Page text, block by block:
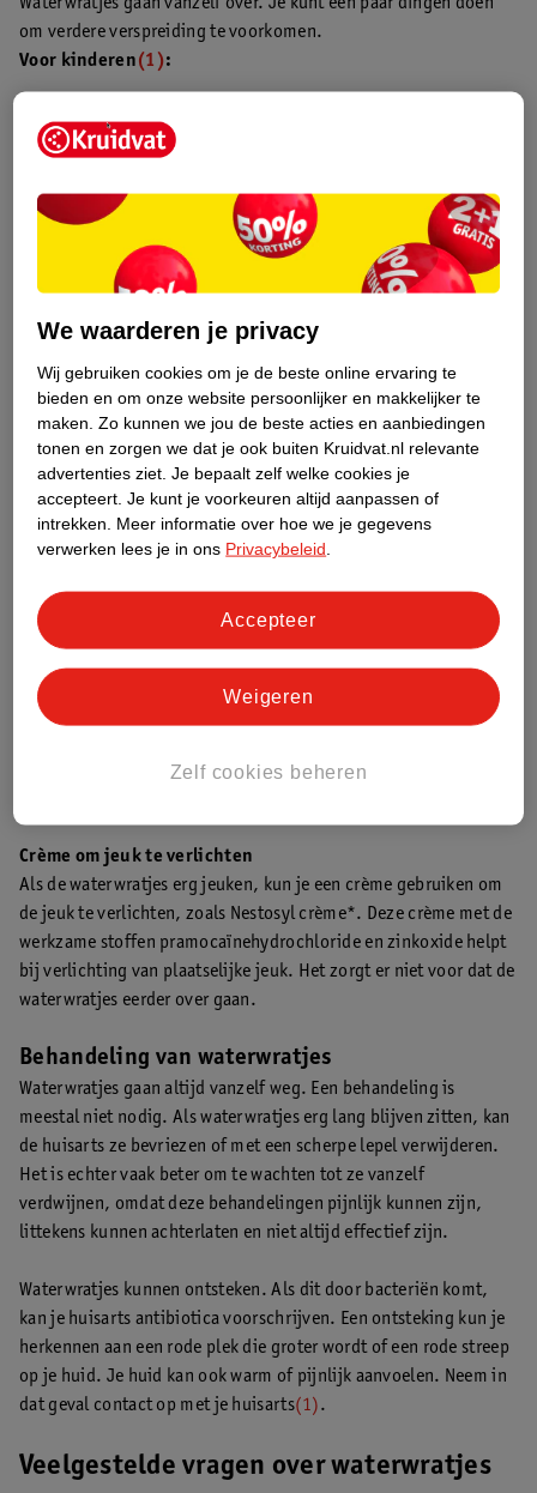
om verdere verspreiding te voorkomen.
Voor kinderen(1):
Nagels knippen:Houd de nagels kort zodat je kind zichzelf
Open wratjes afdekken:Plak een pleister op wratjes waar
geen kleding overheen zit.
Eigen handdoek gebruiken:Gebruik aparte handdoeken en
was ze na gebruik.
anderen in bad. Maak speelgoed na gebruik schoon.
Niet zwemmen:Met open waterwratjes kun je je kind beter
ook niet laten zwemmen. Als de wratjes dicht zijn mag dat
wel.
Huid verzorgen:Gebruik lauw water en parfumvrije zeep en
crèmes om de huid soepel te houden.
Eczeem behandelen:
Behandel eczeem
goed om irritatie te
voorkomen.
Voor volwassenen
Niet scheren:Vermijd scheren in de schaamstreek om
verspreiding te voorkomen.
Condoomgebruik:Wees je bewust dat een condoom niet
op de omliggende huid zit.
Crème om jeuk te verlichten
Als de waterwratjes erg jeuken, kun je een crème gebruiken om
de jeuk te verlichten, zoals Nestosyl crème*. Deze crème met de
werkzame stoffen pramocaïnehydrochloride en zinkoxide helpt
bij verlichting van plaatselijke jeuk. Het zorgt er niet voor dat de
waterwratjes eerder over gaan.
Behandeling van waterwratjes
Waterwratjes gaan altijd vanzelf weg. Een behandeling is
meestal niet nodig. Als waterwratjes erg lang blijven zitten, kan
de huisarts ze bevriezen of met een scherpe lepel verwijderen.
Het is echter vaak beter om te wachten tot ze vanzelf
verdwijnen, omdat deze behandelingen pijnlijk kunnen zijn,
littekens kunnen achterlaten en niet altijd effectief zijn.
Waterwratjes kunnen ontsteken. Als dit door bacteriën komt,
kan je huisarts antibiotica voorschrijven. Een ontsteking kun je
herkennen aan een rode plek die groter wordt of een rode streep
op je huid. Je huid kan ook warm of pijnlijk aanvoelen. Neem in
dat geval contact op met je huisarts(1).
Veelgestelde vragen over waterwratjes
We waarderen je privacy
Wij gebruiken cookies om je de beste online ervaring te
bieden en om onze website persoonlijker en makkelijker te
maken. Zo kunnen we jou de beste acties en aanbiedingen
tonen en zorgen we dat je ook buiten Kruidvat.nl relevante
advertenties ziet. Je bepaalt zelf welke cookies je
accepteert. Je kunt je voorkeuren altijd aanpassen of
intrekken.
Meer informatie over hoe we je gegevens
verwerken lees je in ons Privacybeleid
Zelf cookies beheren
Weigeren
Accepteer